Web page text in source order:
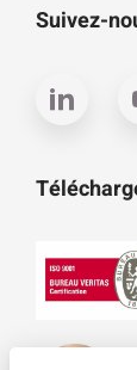
Suivez-